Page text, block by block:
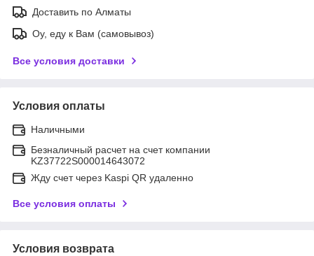
Доставить по Алматы
Оу, еду к Вам (самовывоз)
Все условия доставки
Условия оплаты
Наличными
Безналичный расчет на счет компании
KZ37722S000014643072
Жду счет через Kaspi QR удаленно
Все условия оплаты
Условия возврата